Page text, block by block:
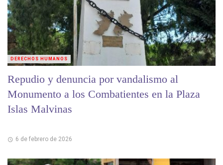
Repudio y denuncia por vandalismo al
Monumento a los Combatientes en la Plaza
Islas Malvinas
6 de febrero de 2026
DERECHOS HUMANOS